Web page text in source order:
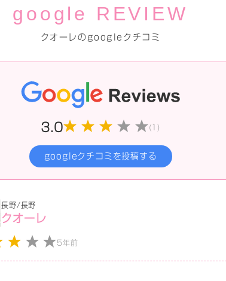
google REVIEW
クオーレのgoogleクチコミ
3.0 (1)
googleクチコミを投稿する
長野/長野
クオーレ
5年前